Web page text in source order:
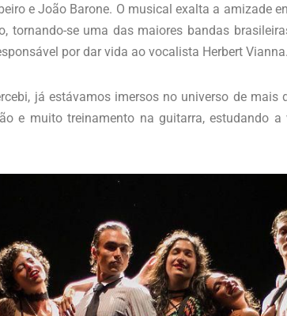
e João Barone. O musical exalta a amizade
tornando-se uma das maiores bandas
por dar vida ao vocalista Herbert Vianna.
já estávamos imersos no universo de mais
e muito treinamento na guitarra, estudando a